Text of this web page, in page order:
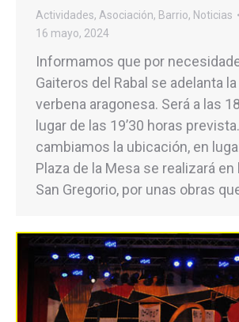
Actividades, Asociación, Barrio, Noticias
16 mayo, 2024
Informamos que por
Gaiteros del Rabal se adelanta
verbena aragonesa. Será a las
lugar de las 19’30 horas
cambiamos la ubicación, en
Plaza de la Mesa se realizará en
San Gregorio, por unas obras